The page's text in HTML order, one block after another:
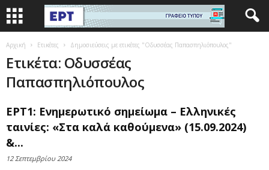
Αρχική Ετικέτες Δημοσιεύσεις με ετικέτες "Οδυσσέας Παπασπηλιόπουλος"
Ετικέτα: Οδυσσέας
Παπασπηλιόπουλος
ΕΡΤ1: Ενημερωτικό σημείωμα – Ελληνικές
ταινίες: «Στα καλά καθούμενα» (15.09.2024)
&...
12 Σεπτεμβρίου 2024